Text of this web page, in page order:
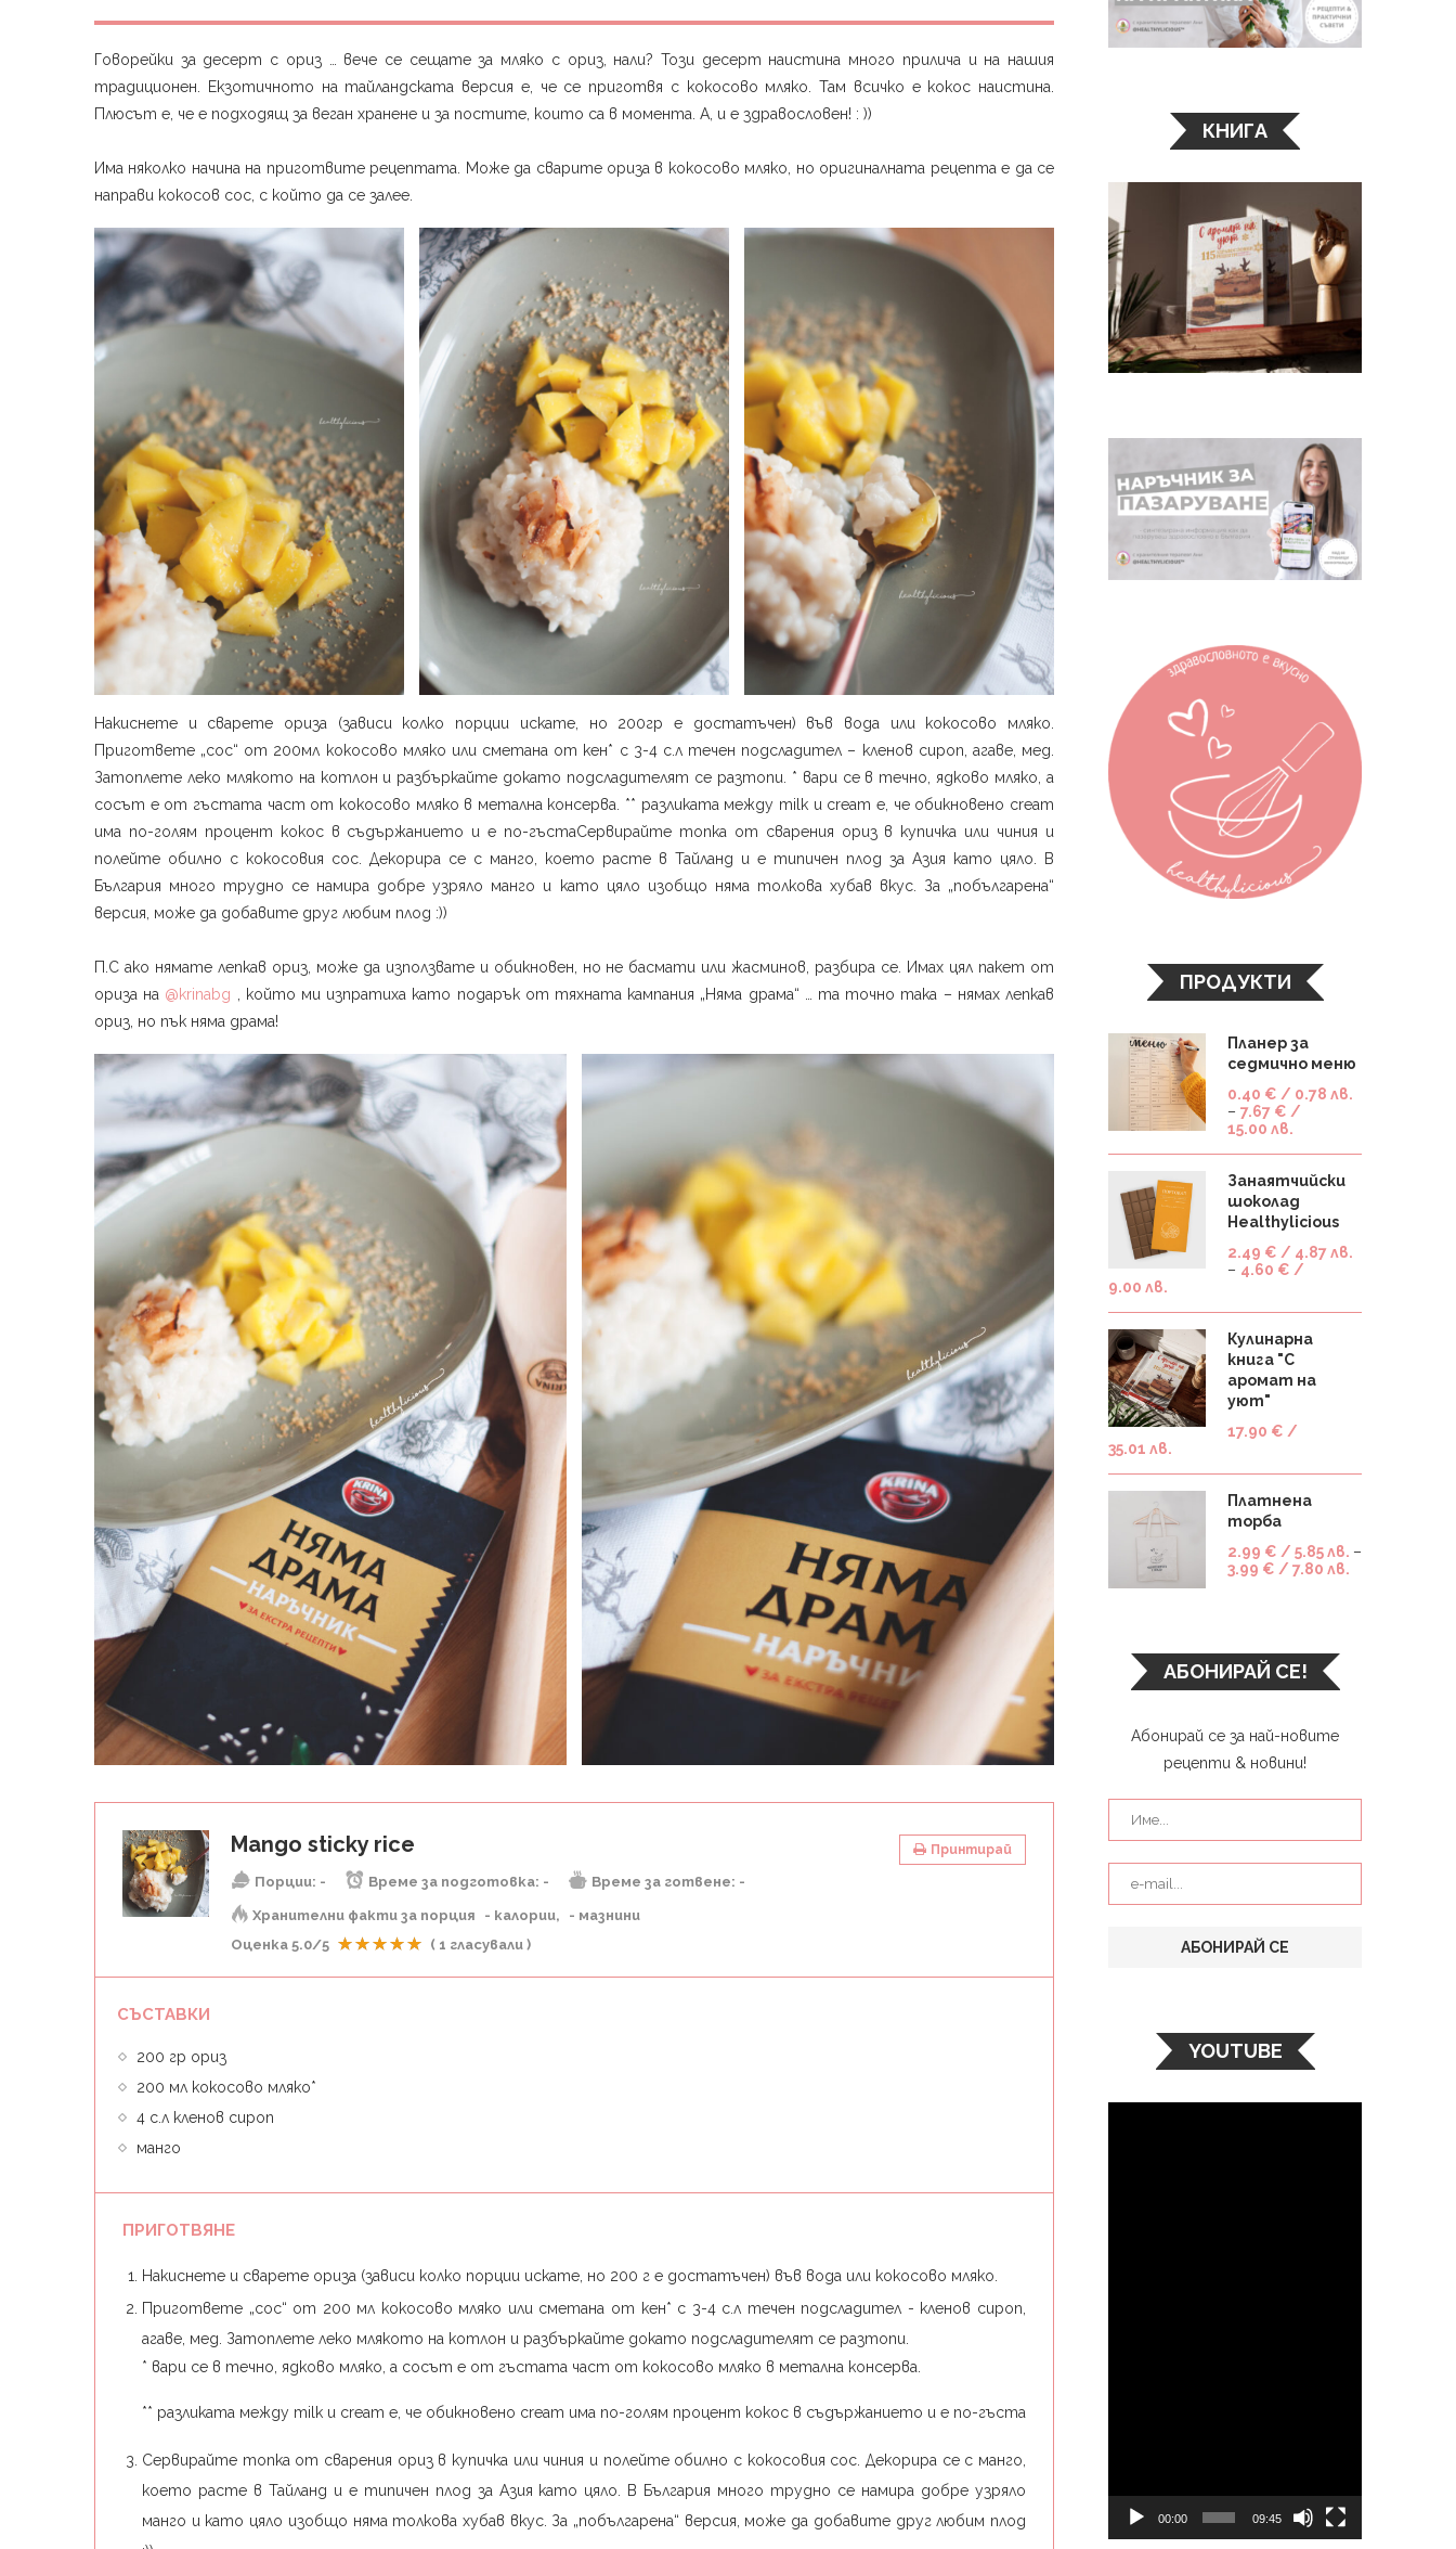
Говорейки за десерт с ориз … вече се сещате за мляко с ориз, нали? Този десерт наистина много прилича и на нашия
традиционен. Екзотичното на тайландската версия е, че се приготвя с кокосово мляко. Там всичко е кокос наистина.
Плюсът е, че е подходящ за веган хранене и за постите, които са в момента. А, и е здравословен! : )) ⁣
Има няколко начина на приготвите рецептата. Може да сварите ориза в кокосово мляко, но оригиналната рецепта е да се
направи кокосов сос, с който да се залее. ⁣
Накиснете и сварете ориза (зависи колко порции искате, но 200гр е достатъчен) във вода или кокосово мляко.
Пригответе „сос“ от 200мл кокосово мляко или сметана от кен* с 3-4 с.л течен подсладител – кленов сироп, агаве, мед.
Затоплете леко млякото на котлон и разбъркайте докато подсладителят се разтопи. * вари се в течно, ядково мляко, а
сосът е от гъстата част от кокосово мляко в метална консерва. ** разликата между milk и cream е, че обикновено cream
има по-голям процент кокос в съдържанието и е по-гъстаСервирайте топка от сварения ориз в купичка или чиния и
полейте обилно с кокосовия сос. Декорира се с манго, което расте в Тайланд и е типичен плод за Азия като цяло. В
България много трудно се намира добре узряло манго и като цяло изобщо няма толкова хубав вкус. За „побългарена“
версия, може да добавите друг любим плод :)) ⁣
П.С ако нямате лепкав ориз, може да използвате и обикновен, но не басмати или жасминов, разбира се. Имах цял пакет от
ориза на @krinabg , който ми изпратиха като подарък от тяхната кампания „Няма драма“ … та точно така – нямах лепкав
ориз, но пък няма драма!⁣
Mango sticky rice Принтирай
Порции: - Време за подготовка: - Време за готвене: -
Хранителни факти за порция - калории
- мазнини
Оценка 5.0/5 ( 1 гласували )
СЪСТАВКИ
200 гр ориз
200 мл кокосово мляко*
4 с.л кленов сироп
манго
ПРИГОТВЯНЕ
Накиснете и сварете ориза (зависи колко порции искате, но 200 г е достатъчен) във вода или кокосово мляко.
Пригответе „сос“ от 200 мл кокосово мляко или сметана от кен* с 3-4 с.л течен подсладител - кленов сироп,
агаве, мед. Затоплете леко млякото на котлон и разбъркайте докато подсладителят се разтопи.
* вари се в течно, ядково мляко, а сосът е от гъстата част от кокосово мляко в метална консерва.
** разликата между milk и cream е, че обикновено cream има по-голям процент кокос в съдържанието и е по-гъста
Сервирайте топка от сварения ориз в купичка или чиния и полейте обилно с кокосовия сос. Декорира се с манго,
което расте в Тайланд и е типичен плод за Азия като цяло. В България много трудно се намира добре узряло
манго и като цяло изобщо няма толкова хубав вкус. За „побългарена“ версия, може да добавите друг любим плод
КНИГА
ПРОДУКТИ
Планер за
седмично меню
0.40 € / 0.78 лв.
– 7.67 € /
15.00 лв.
Занаятчийски
шоколад
Healthylicious
2.49 € / 4.87 лв.
– 4.60 € /
9.00 лв.
Кулинарна
книга "С
аромат на
уют"
17.90 € /
35.01 лв.
Платнена
торба
2.99 € / 5.85 лв. –
3.99 € / 7.80 лв.
АБОНИРАЙ СЕ!
Абонирай се за най-новите
рецепти & новини!
YOUTUBE
00:00 09:45